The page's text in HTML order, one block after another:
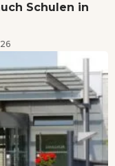
Schulen in